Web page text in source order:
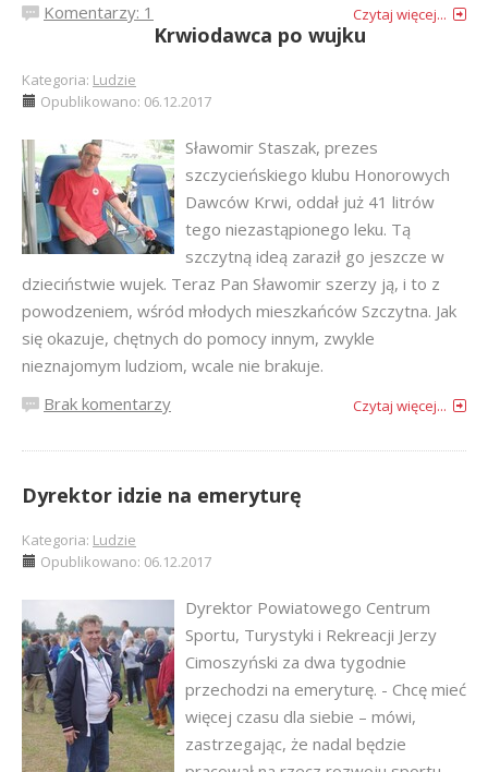
Komentarzy: 1
Czytaj więcej...
Krwiodawca po wujku
Kategoria: Ludzie
Opublikowano: 06.12.2017
Sławomir Staszak, prezes
szczycieńskiego klubu Honorowych
Dawców Krwi, oddał już 41 litrów
tego niezastąpionego leku. Tą
szczytną ideą zaraził go jeszcze w
dzieciństwie wujek. Teraz Pan Sławomir szerzy ją, i to z
powodzeniem, wśród młodych mieszkańców Szczytna. Jak
się okazuje, chętnych do pomocy innym, zwykle
nieznajomym ludziom, wcale nie brakuje.
Brak komentarzy
Czytaj więcej...
Dyrektor idzie na emeryturę
Kategoria: Ludzie
Opublikowano: 06.12.2017
Dyrektor Powiatowego Centrum
Sportu, Turystyki i Rekreacji Jerzy
Cimoszyński za dwa tygodnie
przechodzi na emeryturę. - Chcę mieć
więcej czasu dla siebie – mówi,
zastrzegając, że nadal będzie